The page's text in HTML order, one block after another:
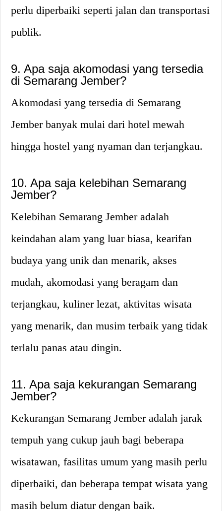
perlu diperbaiki seperti jalan dan transportasi
publik.
9. Apa saja akomodasi yang tersedia
di Semarang Jember?
Akomodasi yang tersedia di Semarang
Jember banyak mulai dari hotel mewah
hingga hostel yang nyaman dan terjangkau.
10. Apa saja kelebihan Semarang
Jember?
Kelebihan Semarang Jember adalah
keindahan alam yang luar biasa, kearifan
budaya yang unik dan menarik, akses
mudah, akomodasi yang beragam dan
terjangkau, kuliner lezat, aktivitas wisata
yang menarik, dan musim terbaik yang tidak
terlalu panas atau dingin.
11. Apa saja kekurangan Semarang
Jember?
Kekurangan Semarang Jember adalah jarak
tempuh yang cukup jauh bagi beberapa
wisatawan, fasilitas umum yang masih perlu
diperbaiki, dan beberapa tempat wisata yang
masih belum diatur dengan baik.